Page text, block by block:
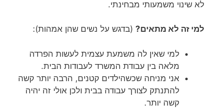
לא שינוי משמעותי מבחינתי.
למי זה לא מתאים? (בדגש על נשים שהן אמהות):
למי שאין לה משמעת עצמית לעשות הפרדה
מלאה בין עבודת המשרד לעבודות הבית.
אני מניחה שכשהילדים קטנים, הרבה יותר קשה
להתנתק לצורך עבודה בבית ולכן אולי זה יהיה
קשה יותר.